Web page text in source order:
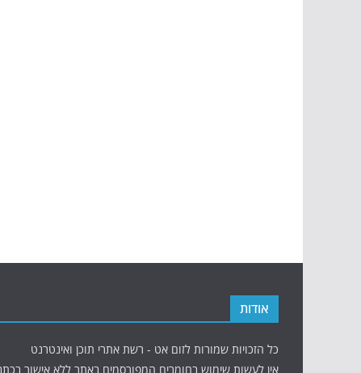
אודות
כל הזכויות שמורות לזום אט - רשת אתרי תוכן ואינטרנט
אין לעשות שימוש בחומרים המפורסמים באתר ללא אישור